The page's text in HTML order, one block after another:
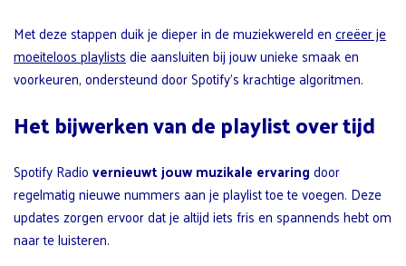
Met deze stappen duik je dieper in de muziekwereld encreëer je
moeiteloos playlistsdie aansluiten bij jouw unieke smaak en
voorkeuren, ondersteund door Spotify’s krachtige algoritmen.
Het bijwerken van de playlist over tijd
Spotify Radiovernieuwt jouw muzikale ervaringdoor
regelmatig nieuwe nummers aan je playlist toe te voegen. Deze
updates zorgen ervoor dat je altijd iets fris en spannends hebt om
naar te luisteren.